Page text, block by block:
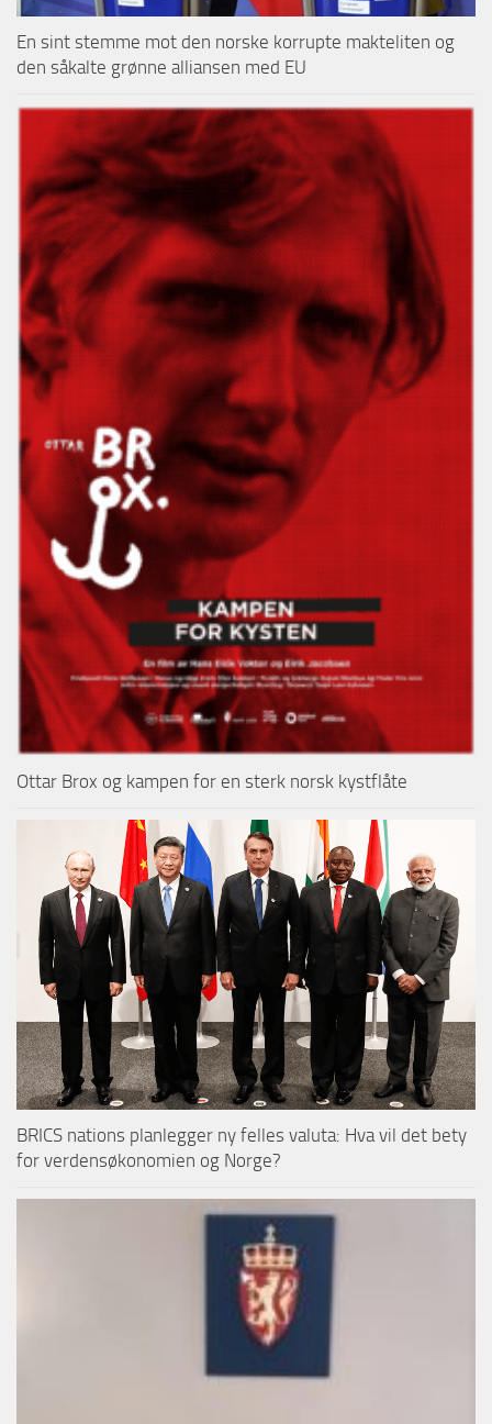
En sint stemme mot den norske korrupte makteliten og
den såkalte grønne alliansen med EU
Ottar Brox og kampen for en sterk norsk kystflåte
BRICS nations planlegger ny felles valuta: Hva vil det bety
for verdensøkonomien og Norge?